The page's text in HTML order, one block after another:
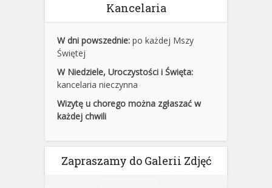
Kancelaria
W dni powszednie: po każdej Mszy
Świętej
W Niedziele, Uroczystości i Święta:
kancelaria nieczynna
Wizytę u chorego można zgłaszać w
każdej chwili
Zapraszamy do Galerii Zdjęć